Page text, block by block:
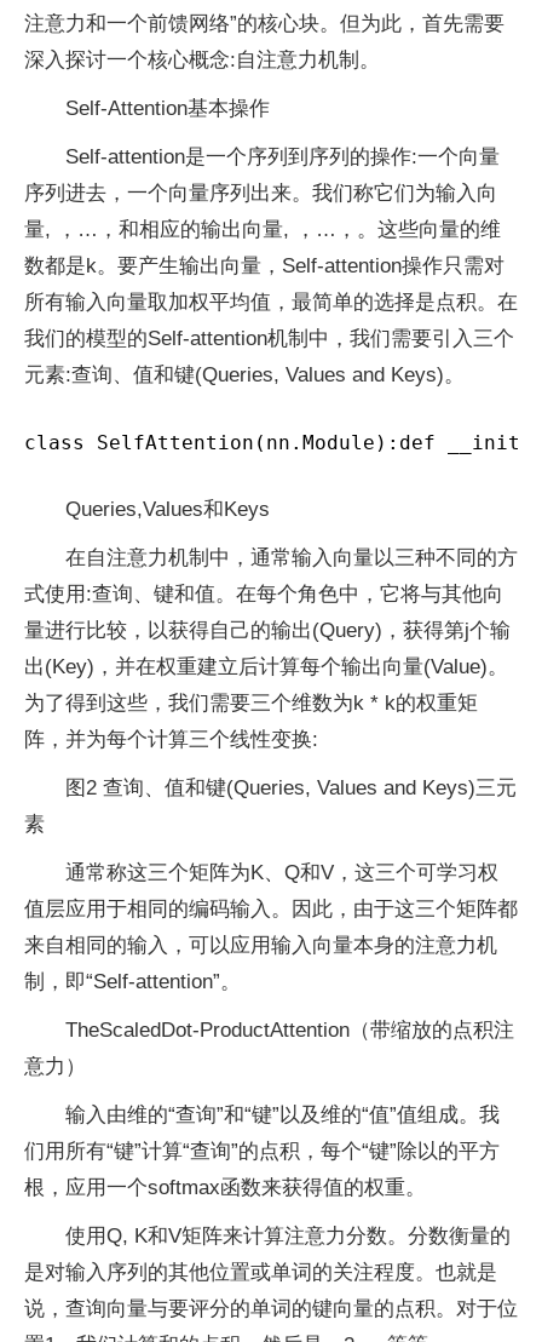
注意力和一个前馈网络”的核心块。但为此，首先需要
深入探讨一个核心概念:自注意力机制。
Self-Attention基本操作
Self-attention是一个序列到序列的操作:一个向量
序列进去，一个向量序列出来。我们称它们为输入向
量, ，…，和相应的输出向量, ，…，。这些向量的维
数都是k。要产生输出向量，Self-attention操作只需对
所有输入向量取加权平均值，最简单的选择是点积。在
我们的模型的Self-attention机制中，我们需要引入三个
元素:查询、值和键(Queries, Values and Keys)。
class SelfAttention(nn.Module):def
Queries,Values和Keys
在自注意力机制中，通常输入向量以三种不同的方
式使用:查询、键和值。在每个角色中，它将与其他向
量进行比较，以获得自己的输出(Query)，获得第j个输
出(Key)，并在权重建立后计算每个输出向量(Value)。
为了得到这些，我们需要三个维数为k * k的权重矩
阵，并为每个计算三个线性变换:
图2 查询、值和键(Queries, Values and Keys)三元
素
通常称这三个矩阵为K、Q和V，这三个可学习权
值层应用于相同的编码输入。因此，由于这三个矩阵都
来自相同的输入，可以应用输入向量本身的注意力机
制，即“Self-attention”。
TheScaledDot-ProductAttention（带缩放的点积注
意力）
输入由维的“查询”和“键”以及维的“值”值组成。我
们用所有“键”计算“查询”的点积，每个“键”除以的平方
根，应用一个softmax函数来获得值的权重。
使用Q, K和V矩阵来计算注意力分数。分数衡量的
是对输入序列的其他位置或单词的关注程度。也就是
说，查询向量与要评分的单词的键向量的点积。对于位